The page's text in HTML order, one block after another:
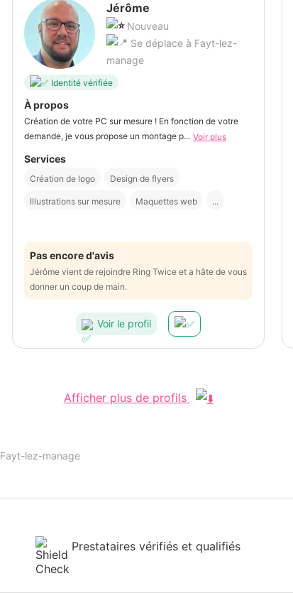
Jérôme
Nouveau
Se déplace à Fayt-lez-
manage
Identité vérifiée
À propos
Création de votre PC sur mesure ! En fonction de votre
demande, je vous propose un montage p... Voir plus
Services
Création de logo Design de flyers
Illustrations sur mesure Maquettes web ...
Pas encore d'avis
Jérôme vient de rejoindre Ring Twice et a hâte de vous
donner un coup de main.
Voir le profil
Afficher plus de profils
Fayt-lez-manage
Prestataires vérifiés et qualifiés